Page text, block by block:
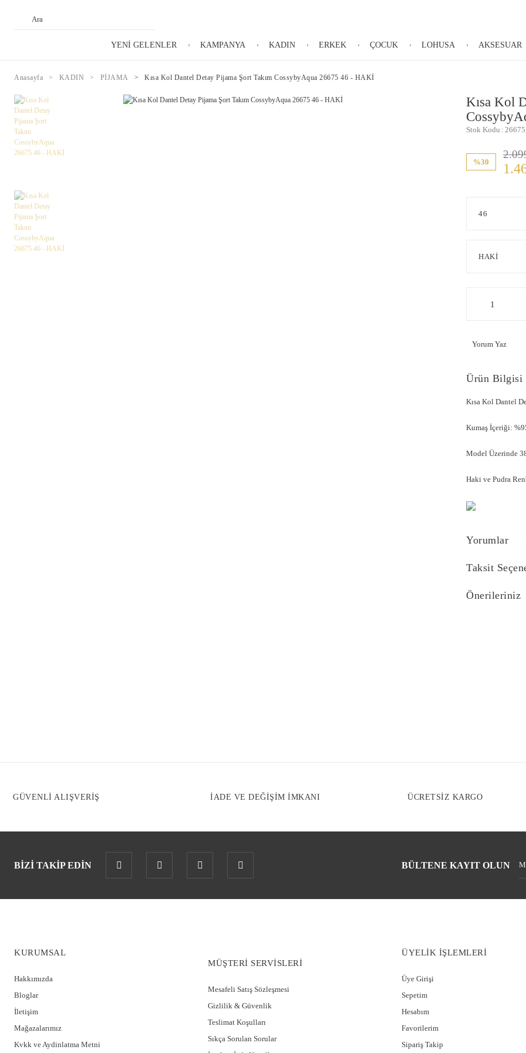
YENİ GELENLER KAMPANYA KADIN ERKEK ÇOCUK LOHUSA AKSESUAR
Anasayfa KADIN PİJAMA Kısa Kol Dantel Detay Pijama Şort Takım CossybyAqua 26675 46 - HAKİ
Kısa Kol
Stok Kodu
%30
Yorum Yaz
Ürün Bilgisi
Kısa Kol Dantel
Kumaş İçeriği:
Model Üzerinde
Haki ve Pudra
Yorumlar
Taksit
Önerileriniz
GÜVENLİ ALIŞVERİŞ İADE VE DEĞİŞİM İMKANI ÜCRETSİZ KARGO
BİZİ TAKİP EDİN BÜLTENE KAYIT OLUN
KURUMSAL
Hakkımızda
Bloglar
İletişim
Mağazalarımız
Kvkk ve Aydinlatma Metni
MÜŞTERİ SERVİSLERİ
Mesafeli Satış Sözleşmesi
Gizlilik & Güvenlik
Teslimat Koşulları
Sıkça Sorulan Sorular
ÜYELİK İŞLEMLERİ
Üye Girişi
Sepetim
Hesabım
Favorilerim
Sipariş Takip